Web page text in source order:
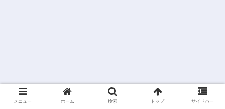
メニュー ホーム 検索 トップ サイドバー